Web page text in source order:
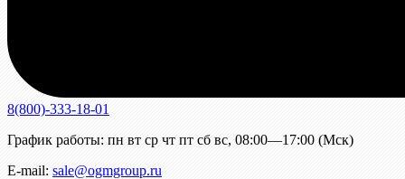
8(800)-333-18-01
График работы: пн вт ср чт пт сб вс, 08:00—17:00 (Мск)
E-mail: sale@ogmgroup.ru